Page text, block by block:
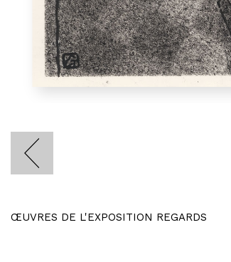
ŒUVRES DE L'EXPOSITION REGARDS